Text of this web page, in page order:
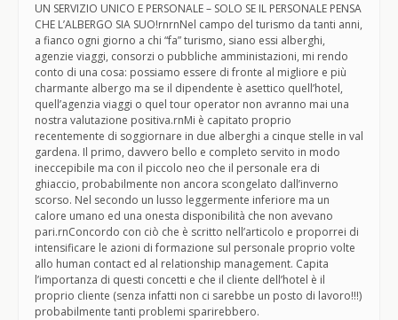
UN SERVIZIO UNICO E PERSONALE – SOLO SE IL PERSONALE PENSA
CHE L’ALBERGO SIA SUO!rnrnNel campo del turismo da tanti anni,
a fianco ogni giorno a chi “fa” turismo, siano essi alberghi,
agenzie viaggi, consorzi o pubbliche amministazioni, mi rendo
conto di una cosa: possiamo essere di fronte al migliore e più
charmante albergo ma se il dipendente è asettico quell’hotel,
quell’agenzia viaggi o quel tour operator non avranno mai una
nostra valutazione positiva.rnMi è capitato proprio
recentemente di soggiornare in due alberghi a cinque stelle in val
gardena. Il primo, davvero bello e completo servito in modo
ineccepibile ma con il piccolo neo che il personale era di
ghiaccio, probabilmente non ancora scongelato dall’inverno
scorso. Nel secondo un lusso leggermente inferiore ma un
calore umano ed una onesta disponibilità che non avevano
pari.rnConcordo con ciò che è scritto nell’articolo e proporrei di
intensificare le azioni di formazione sul personale proprio volte
allo human contact ed al relationship management. Capita
l’importanza di questi concetti e che il cliente dell’hotel è il
proprio cliente (senza infatti non ci sarebbe un posto di lavoro!!!)
probabilmente tanti problemi sparirebbero.